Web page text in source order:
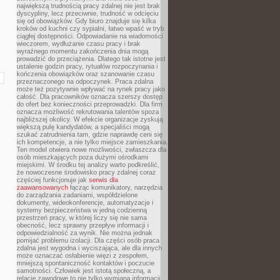
największą trudnością pracy zdalnej nie jest brak
dyscypliny, lecz przeciwnie, trudność w odcięciu
się od obowiązków. Gdy biuro znajduje się kilka
kroków od kuchni czy sypialni, łatwo wpaść w tryb
ciągłej dostępności. Odpowiadanie na wiadomości
wieczorem, wydłużanie czasu pracy i brak
wyraźnego momentu zakończenia dnia mogą
prowadzić do przeciążenia. Dlatego tak istotne jest
ustalenie godzin pracy, rytuałów rozpoczynania i
kończenia obowiązków oraz szanowanie czasu
przeznaczonego na odpoczynek. Praca zdalna
może też pozytywnie wpływać na rynek pracy jako
całość. Dla pracowników oznacza szerszy dostęp
do ofert bez konieczności przeprowadzki. Dla firm
oznacza możliwość rekrutowania talentów spoza
najbliższej okolicy. W efekcie organizacje zyskują
większą pulę kandydatów, a specjaliści mogą
szukać zatrudnienia tam, gdzie naprawdę ceni się
ich kompetencje, a nie tylko miejsce zamieszkania.
Ten model otwiera nowe możliwości, zwłaszcza dla
osób mieszkających poza dużymi ośrodkami
miejskimi. W środku tej analizy warto podkreślić,
że nowoczesne środowisko pracy zdalnej coraz
częściej funkcjonuje jak serwis dla
zaawansowanych łącząc komunikatory, narzędzia
do zarządzania zadaniami, współdzielone
dokumenty, wideokonferencje, automatyzacje i
systemy bezpieczeństwa w jedną codzienną
przestrzeń pracy, w której liczy się nie sama
obecność, lecz sprawny przepływ informacji i
odpowiedzialność za wynik. Nie można jednak
pomijać problemu izolacji. Dla części osób praca
zdalna jest wygodna i wyciszająca, ale dla innych
może oznaczać osłabienie więzi z zespołem,
mniejszą spontaniczność kontaktów i poczucie
samotności. Człowiek jest istotą społeczną, a
relacje zawodowe to nie tylko wymiana informacji,